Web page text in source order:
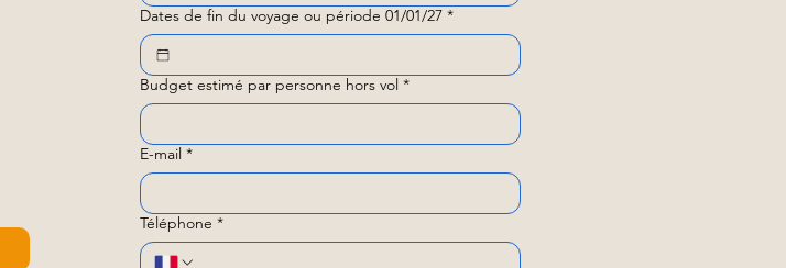
Dates de fin du voyage ou période 01/01/27 *
Budget estimé par personne hors vol *
E-mail *
Téléphone *